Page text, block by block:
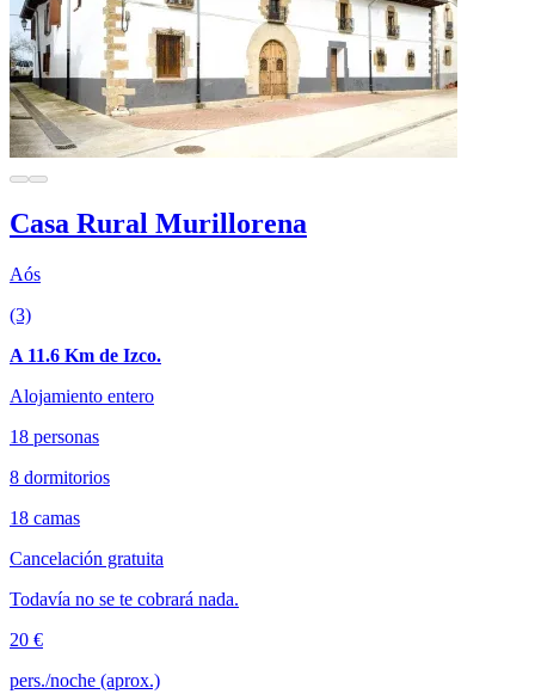
Casa Rural Murillorena
Aós
(3)
A 11.6 Km de Izco.
Alojamiento entero
18 personas
8 dormitorios
18 camas
Cancelación gratuita
Todavía no se te cobrará nada.
20 €
pers./noche (aprox.)